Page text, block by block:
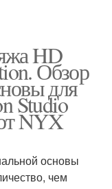
HD
Обзор
для
Studio
NYX
основы
чем